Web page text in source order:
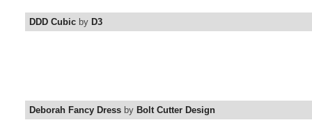
DDD Cubic by D3
Deborah Fancy Dress by Bolt Cutter Design